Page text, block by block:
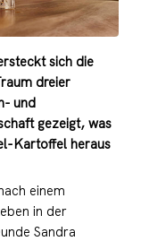
sich die
dreier
und
gezeigt, was
Kartoffel heraus
einem
in der
Sandra